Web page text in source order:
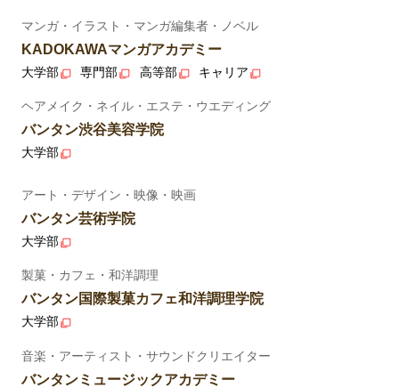
マンガ・イラスト・マンガ編集者・ノベル
KADOKAWAマンガアカデミー
大学部 専門部 高等部 キャリア
ヘアメイク・ネイル・エステ・ウエディング
バンタン渋谷美容学院
大学部
アート・デザイン・映像・映画
バンタン芸術学院
大学部
製菓・カフェ・和洋調理
バンタン国際製菓カフェ和洋調理学院
大学部
音楽・アーティスト・サウンドクリエイター
バンタンミュージックアカデミー